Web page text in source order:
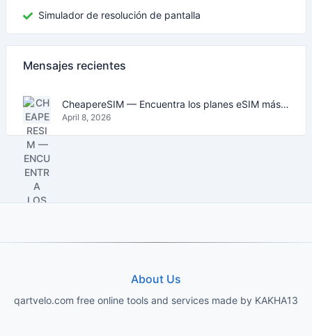
Simulador de resolución de pantalla
Mensajes recientes
CheapereSIM — Encuentra los planes eSIM más baratos para viajar en 2026
April 8, 2026
About Us
qartvelo.com free online tools and services made by KAKHA13